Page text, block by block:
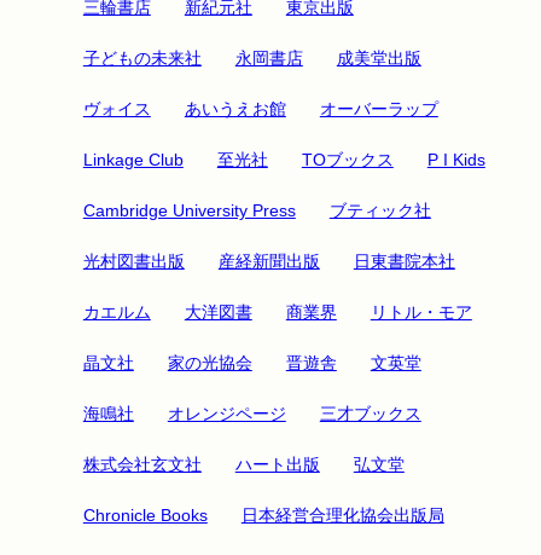
三輪書店 新紀元社 東京出版
子どもの未来社 永岡書店 成美堂出版
ヴォイス あいうえお館 オーバーラップ
Linkage Club 至光社 TOブックス P I Kids
Cambridge University Press ブティック社
光村図書出版 産経新聞出版 日東書院本社
カエルム 大洋図書 商業界 リトル・モア
晶文社 家の光協会 晋遊舎 文英堂
海鳴社 オレンジページ 三才ブックス
株式会社玄文社 ハート出版 弘文堂
Chronicle Books 日本経営合理化協会出版局